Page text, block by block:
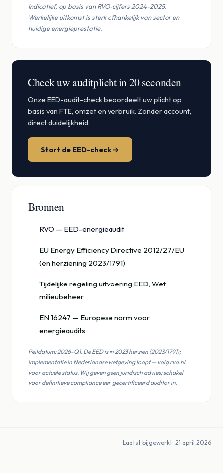
Indicatief, op basis van RVO-cijfers 2024-2025.
Werkelijke uitkomst is sterk afhankelijk van sector en
huidige energieprestatie.
Check uw auditplicht in 20 seconden
Onze EED-audit-check beoordeelt uw plicht op
basis van FTE, omzet en verbruik. Zonder account,
direct duidelijkheid.
Start de EED-check →
Bronnen
RVO — EED-energieaudit
EU Energy Efficiency Directive 2012/27/EU
(en herziening 2023/1791)
Tijdelijke regeling uitvoering EED, Wet
milieubeheer
EN 16247 — Europese norm voor
energieaudits
Peildatum: 2026-Q1. De EED is in 2023 herzien (2023/1791);
implementatie in Nederlandse wetgeving loopt — volg rvo.nl
voor actuele status. Wij geven geen juridisch advies; schakel
voor definitieve compliance een gecertificeerd auditor in.
Laatst bijgewerkt: 21 april 2026